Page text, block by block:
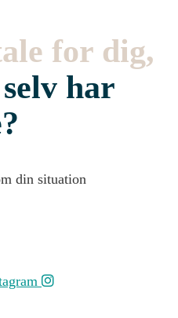
for dig,
har
din situation